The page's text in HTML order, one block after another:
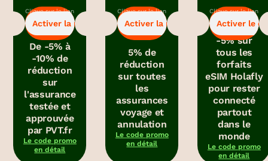
Activer la promo
-5%
Clique sur le lien
pour bénéficier
De -5% à
-10% de
réduction
sur
l'assurance
testée et
approuvée
par PVT.fr
Le code promo
en détail
Activer la promo
-5%
Clique sur le lien
pour bénéficier
5% de
réduction
sur toutes
les
assurances
voyage et
annulation
Le code promo
en détail
Activer le
-5%
Clique sur le lien
pour obtenir le
-5% sur
tous les
forfaits
eSIM Holafly
pour rester
connecté
partout
dans le
monde
Le code promo
en détail